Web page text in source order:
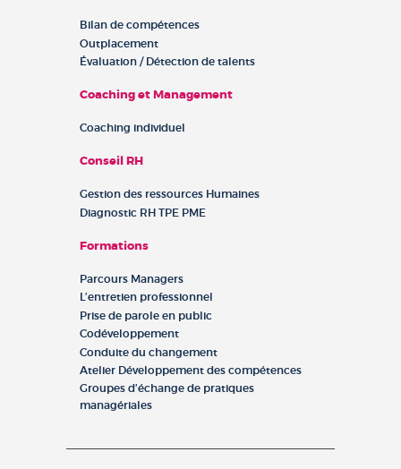
Bilan de compétences
Outplacement
Évaluation / Détection de talents
Coaching et Management
Coaching individuel
Conseil RH
Gestion des ressources Humaines
Diagnostic RH TPE PME
Formations
Parcours Managers
L’entretien professionnel
Prise de parole en public
Codéveloppement
Conduite du changement
Atelier Développement des compétences
Groupes d’échange de pratiques
managériales